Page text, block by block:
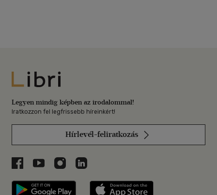
Libri
Legyen mindig képben az irodalommal!
Iratkozzon fel legfrissebb híreinkért!
Hírlevél-feliratkozás
Libri a Facebookon
Libri a Youtube-on
Libri az Instagramon
Libri a LinkedInen
Libri applikáció Szerezd meg: Google